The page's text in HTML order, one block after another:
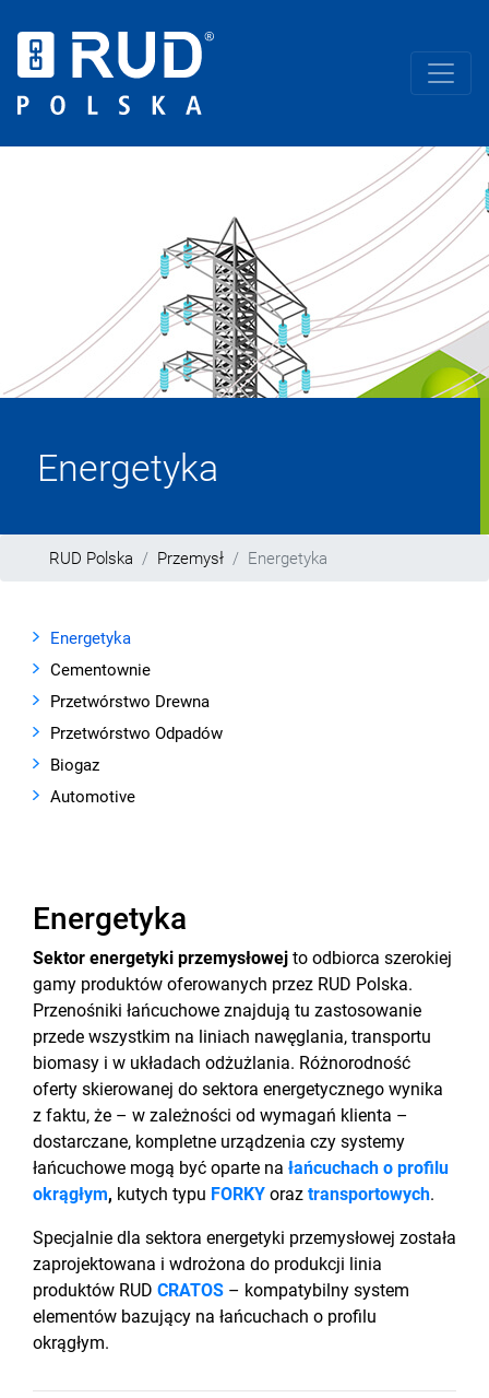
RUD Polska Przemysł Energetyka
Energetyka
Energetyka
Cementownie
Przetwórstwo Drewna
Przetwórstwo Odpadów
Biogaz
Automotive
Energetyka
Sektor energetyki przemysłowejto odbiorca szerokiej
gamy produktów oferowanych przez RUD Polska.
Przenośniki łańcuchowe znajdują tu zastosowanie
przede wszystkim na liniach nawęglania, transportu
biomasy i w układach odżużlania. Różnorodność
oferty skierowanej do sektora energetycznego wynika
z faktu, że – w zależności od wymagań klienta –
dostarczane, kompletne urządzenia czy systemy
łańcuchowe mogą być oparte na łańcuchach o profilu
okrągłym, kutych typu FORKYoraztransportowych.
Specjalnie dla sektora energetyki przemysłowej została
zaprojektowana i wdrożona do produkcji linia
produktów RUD CRATOS – kompatybilny system
elementów bazujący na łańcuchach o profilu
okrągłym.